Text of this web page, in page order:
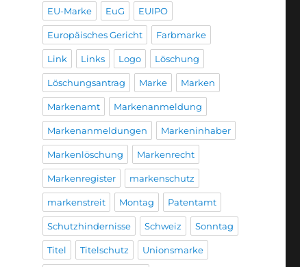
EU-Marke EuG EUIPO
Europäisches Gericht Farbmarke
Link Links Logo Löschung
Löschungsantrag Marke Marken
Markenamt Markenanmeldung
Markenanmeldungen Markeninhaber
Markenlöschung Markenrecht
Markenregister markenschutz
markenstreit Montag Patentamt
Schutzhindernisse Schweiz Sonntag
Titel Titelschutz Unionsmarke